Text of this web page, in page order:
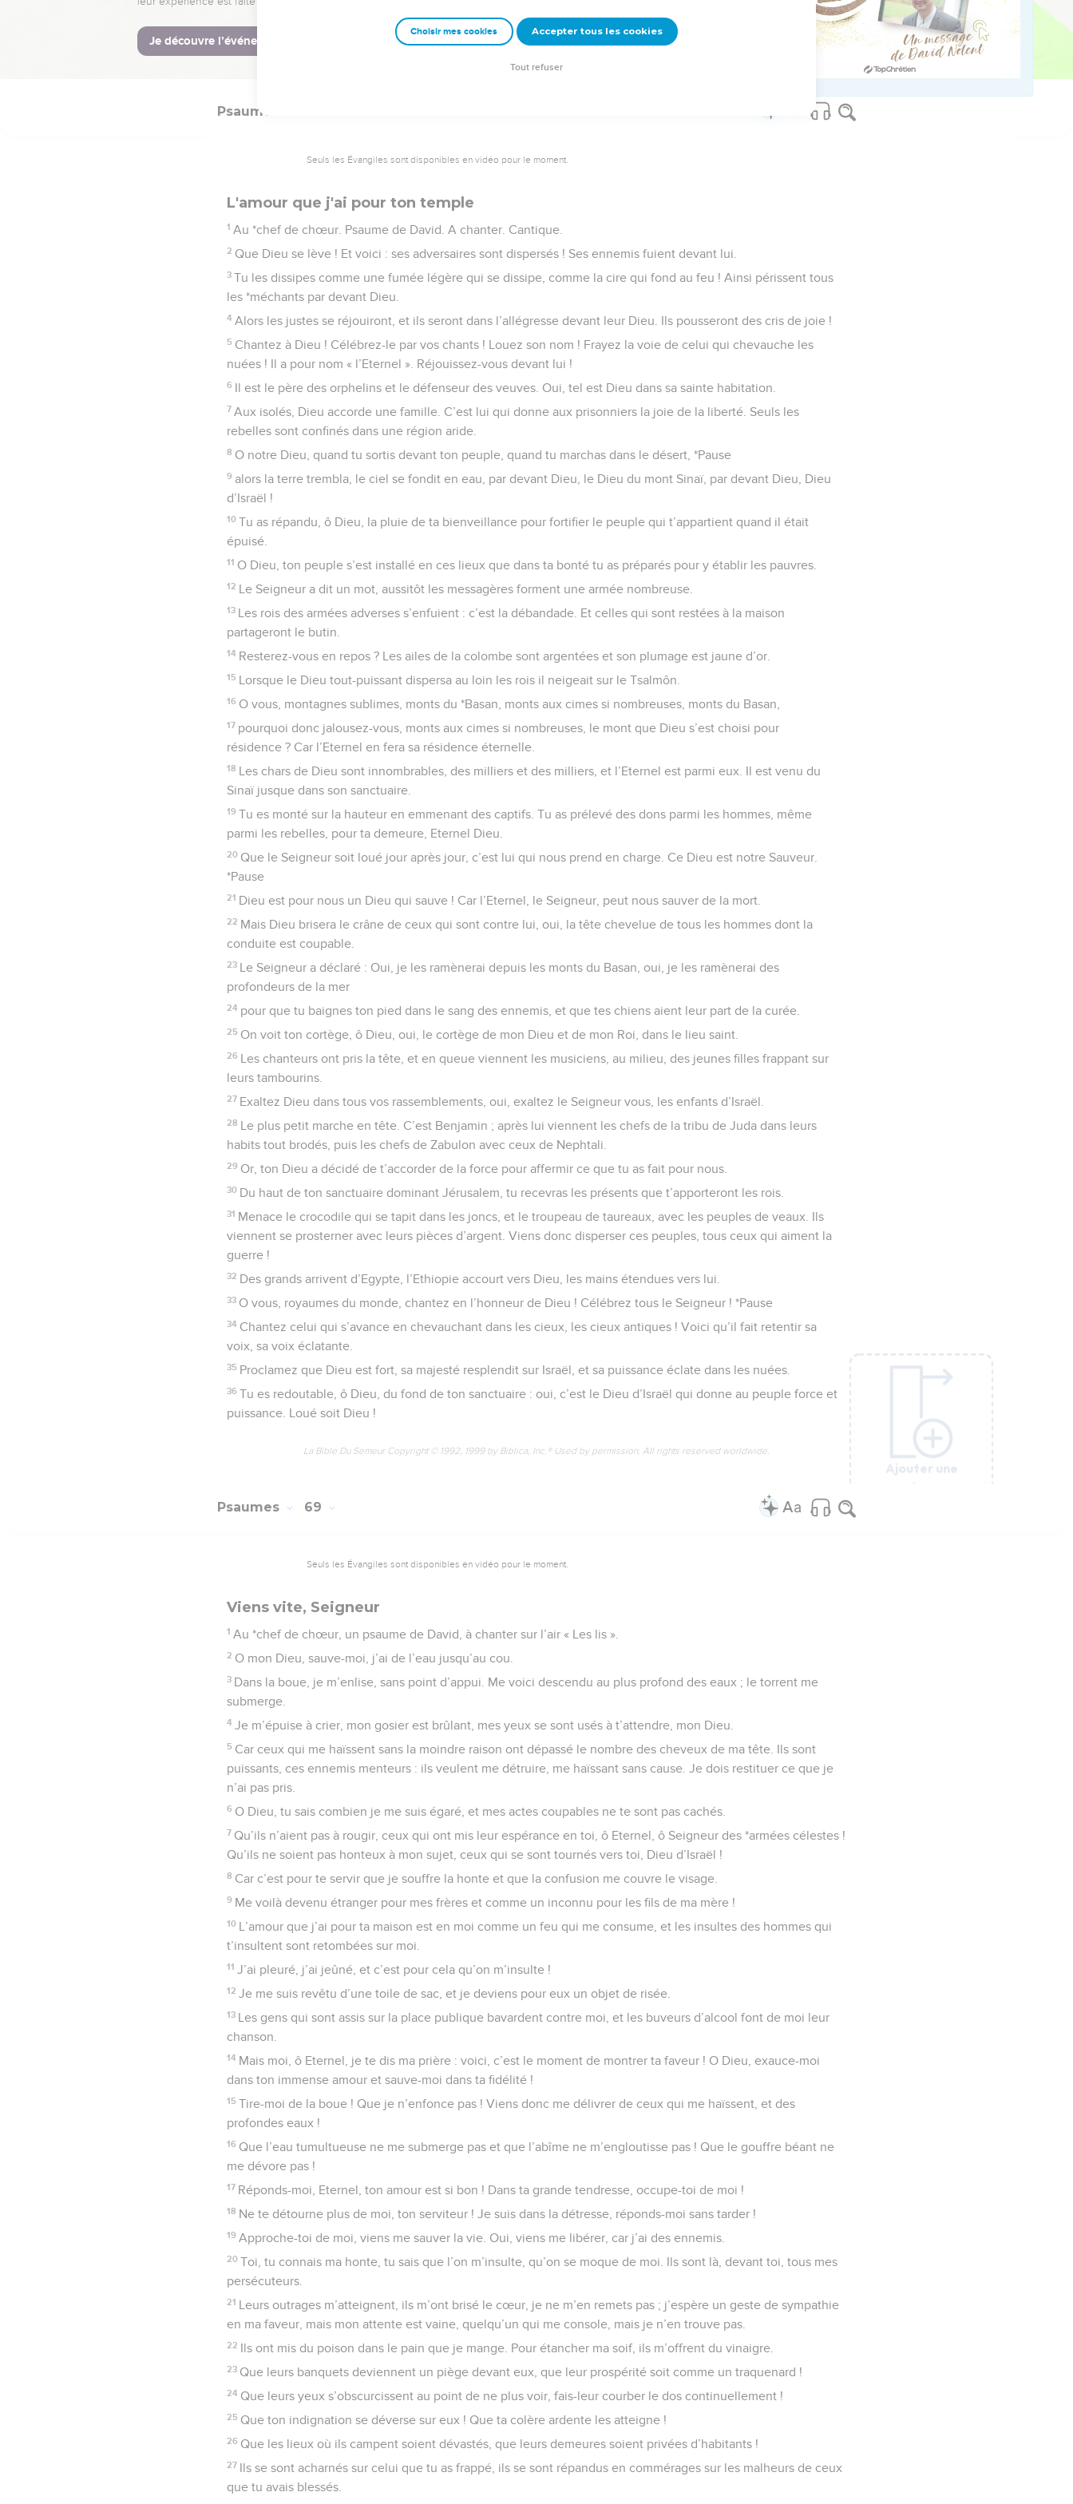
8 Oui, que Dieu nous bénisse et qu’il soit révéré jusqu’aux confins du monde !
La Bible Du Semeur Copyright © 1992, 1999 by Biblica, Inc.® Used by permission. All rights reserved worldwide.
Ajouter une
colonne
Psaumes
Seuls les Évangiles sont disponibles en vidéo pour le moment.
L'amour que j'ai pour ton temple
1 Au *chef de chœur. Psaume de David. A chanter. Cantique.
2 Que Dieu se lève ! Et voici : ses adversaires sont dispersés ! Ses ennemis fuient devant lui.
3 Tu les dissipes comme une fumée légère qui se dissipe, comme la cire qui fond au feu ! Ainsi périssent tous
les *méchants par devant Dieu.
4 Alors les justes se réjouiront, et ils seront dans l’allégresse devant leur Dieu. Ils pousseront des cris de joie !
5 Chantez à Dieu ! Célébrez-le par vos chants ! Louez son nom ! Frayez la voie de celui qui chevauche les
nuées ! Il a pour nom « l’Eternel ». Réjouissez-vous devant lui !
6 Il est le père des orphelins et le défenseur des veuves. Oui, tel est Dieu dans sa sainte habitation.
7 Aux isolés, Dieu accorde une famille. C’est lui qui donne aux prisonniers la joie de la liberté. Seuls les
rebelles sont confinés dans une région aride.
8 O notre Dieu, quand tu sortis devant ton peuple, quand tu marchas dans le désert, *Pause
9 alors la terre trembla, le ciel se fondit en eau, par devant Dieu, le Dieu du mont Sinaï, par devant Dieu, Dieu
d’Israël !
10 Tu as répandu, ô Dieu, la pluie de ta bienveillance pour fortifier le peuple qui t’appartient quand il était
épuisé.
11 O Dieu, ton peuple s’est installé en ces lieux que dans ta bonté tu as préparés pour y établir les pauvres.
12 Le Seigneur a dit un mot, aussitôt les messagères forment une armée nombreuse.
13 Les rois des armées adverses s’enfuient : c’est la débandade. Et celles qui sont restées à la maison
partageront le butin.
14 Resterez-vous en repos ? Les ailes de la colombe sont argentées et son plumage est jaune d’or.
15 Lorsque le Dieu tout-puissant dispersa au loin les rois il neigeait sur le Tsalmôn.
16 O vous, montagnes sublimes, monts du *Basan, monts aux cimes si nombreuses, monts du Basan,
17 pourquoi donc jalousez-vous, monts aux cimes si nombreuses, le mont que Dieu s’est choisi pour
résidence ? Car l’Eternel en fera sa résidence éternelle.
18 Les chars de Dieu sont innombrables, des milliers et des milliers, et l’Eternel est parmi eux. Il est venu du
Sinaï jusque dans son sanctuaire.
19 Tu es monté sur la hauteur en emmenant des captifs. Tu as prélevé des dons parmi les hommes, même
parmi les rebelles, pour ta demeure, Eternel Dieu.
20 Que le Seigneur soit loué jour après jour, c’est lui qui nous prend en charge. Ce Dieu est notre Sauveur.
*Pause
21 Dieu est pour nous un Dieu qui sauve ! Car l’Eternel, le Seigneur, peut nous sauver de la mort.
22 Mais Dieu brisera le crâne de ceux qui sont contre lui, oui, la tête chevelue de tous les hommes dont la
conduite est coupable.
23 Le Seigneur a déclaré : Oui, je les ramènerai depuis les monts du Basan, oui, je les ramènerai des
profondeurs de la mer
24 pour que tu baignes ton pied dans le sang des ennemis, et que tes chiens aient leur part de la curée.
25 On voit ton cortège, ô Dieu, oui, le cortège de mon Dieu et de mon Roi, dans le lieu saint.
26 Les chanteurs ont pris la tête, et en queue viennent les musiciens, au milieu, des jeunes filles frappant sur
leurs tambourins.
27 Exaltez Dieu dans tous vos rassemblements, oui, exaltez le Seigneur vous, les enfants d’Israël.
28 Le plus petit marche en tête. C’est Benjamin ; après lui viennent les chefs de la tribu de Juda dans leurs
habits tout brodés, puis les chefs de Zabulon avec ceux de Nephtali.
29 Or, ton Dieu a décidé de t’accorder de la force pour affermir ce que tu as fait pour nous.
30 Du haut de ton sanctuaire dominant Jérusalem, tu recevras les présents que t’apporteront les rois.
31 Menace le crocodile qui se tapit dans les joncs, et le troupeau de taureaux, avec les peuples de veaux. Ils
viennent se prosterner avec leurs pièces d’argent. Viens donc disperser ces peuples, tous ceux qui aiment la
guerre !
32 Des grands arrivent d’Egypte, l’Ethiopie accourt vers Dieu, les mains étendues vers lui.
33 O vous, royaumes du monde, chantez en l’honneur de Dieu ! Célébrez tous le Seigneur ! *Pause
34 Chantez celui qui s’avance en chevauchant dans les cieux, les cieux antiques ! Voici qu’il fait retentir sa
voix, sa voix éclatante.
35 Proclamez que Dieu est fort, sa majesté resplendit sur Israël, et sa puissance éclate dans les nuées.
36 Tu es redoutable, ô Dieu, du fond de ton sanctuaire : oui, c’est le Dieu d’Israël qui donne au peuple force et
puissance. Loué soit Dieu !
La Bible Du Semeur Copyright © 1992, 1999 by Biblica, Inc.® Used by permission. All rights reserved worldwide.
Ajouter une
colonne
Psaumes 69
Seuls les Évangiles sont disponibles en vidéo pour le moment.
Viens vite, Seigneur
1 Au *chef de chœur, un psaume de David, à chanter sur l’air « Les lis ».
2 O mon Dieu, sauve-moi, j’ai de l’eau jusqu’au cou.
3 Dans la boue, je m’enlise, sans point d’appui. Me voici descendu au plus profond des eaux ; le torrent me
submerge.
4 Je m’épuise à crier, mon gosier est brûlant, mes yeux se sont usés à t’attendre, mon Dieu.
5 Car ceux qui me haïssent sans la moindre raison ont dépassé le nombre des cheveux de ma tête. Ils sont
puissants, ces ennemis menteurs : ils veulent me détruire, me haïssant sans cause. Je dois restituer ce que je
n’ai pas pris.
6 O Dieu, tu sais combien je me suis égaré, et mes actes coupables ne te sont pas cachés.
7 Qu’ils n’aient pas à rougir, ceux qui ont mis leur espérance en toi, ô Eternel, ô Seigneur des *armées célestes !
Qu’ils ne soient pas honteux à mon sujet, ceux qui se sont tournés vers toi, Dieu d’Israël !
8 Car c’est pour te servir que je souffre la honte et que la confusion me couvre le visage.
9 Me voilà devenu étranger pour mes frères et comme un inconnu pour les fils de ma mère !
10 L’amour que j’ai pour ta maison est en moi comme un feu qui me consume, et les insultes des hommes qui
t’insultent sont retombées sur moi.
11 J’ai pleuré, j’ai jeûné, et c’est pour cela qu’on m’insulte !
12 Je me suis revêtu d’une toile de sac, et je deviens pour eux un objet de risée.
13 Les gens qui sont assis sur la place publique bavardent contre moi, et les buveurs d’alcool font de moi leur
chanson.
14 Mais moi, ô Eternel, je te dis ma prière : voici, c’est le moment de montrer ta faveur ! O Dieu, exauce-moi
dans ton immense amour et sauve-moi dans ta fidélité !
15 Tire-moi de la boue ! Que je n’enfonce pas ! Viens donc me délivrer de ceux qui me haïssent, et des
profondes eaux !
16 Que l’eau tumultueuse ne me submerge pas et que l’abîme ne m’engloutisse pas ! Que le gouffre béant ne
me dévore pas !
17 Réponds-moi, Eternel, ton amour est si bon ! Dans ta grande tendresse, occupe-toi de moi !
18 Ne te détourne plus de moi, ton serviteur ! Je suis dans la détresse, réponds-moi sans tarder !
19 Approche-toi de moi, viens me sauver la vie. Oui, viens me libérer, car j’ai des ennemis.
20 Toi, tu connais ma honte, tu sais que l’on m’insulte, qu’on se moque de moi. Ils sont là, devant toi, tous mes
persécuteurs.
21 Leurs outrages m’atteignent, ils m’ont brisé le cœur, je ne m’en remets pas ; j’espère un geste de sympathie
en ma faveur, mais mon attente est vaine, quelqu’un qui me console, mais je n’en trouve pas.
22 Ils ont mis du poison dans le pain que je mange. Pour étancher ma soif, ils m’offrent du vinaigre.
23 Que leurs banquets deviennent un piège devant eux, que leur prospérité soit comme un traquenard !
24 Que leurs yeux s’obscurcissent au point de ne plus voir, fais-leur courber le dos continuellement !
25 Que ton indignation se déverse sur eux ! Que ta colère ardente les atteigne !
26 Que les lieux où ils campent soient dévastés, que leurs demeures soient privées d’habitants !
27 Ils se sont acharnés sur celui que tu as frappé, ils se sont répandus en commérages sur les malheurs de ceux
que tu avais blessés.
Ajouter une
colonne
Ajouter une
colonne
Ajouter une
colonne
Ajouter une
colonne
Ajouter une
colonne
Choisir mes cookies Accepter tous les cookies
Tout refuser